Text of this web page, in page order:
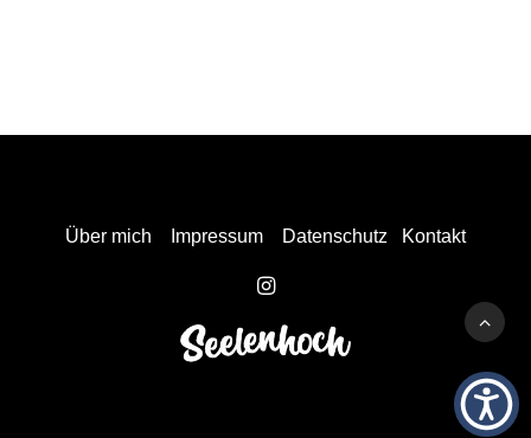
Über mich Impressum Datenschutz Kontakt